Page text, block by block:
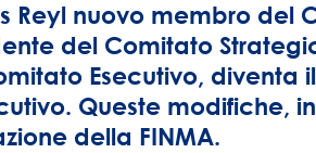
Reyl nuovo membro del
del Comitato
Esecutivo, diventa
Queste modifiche,
della FINMA.